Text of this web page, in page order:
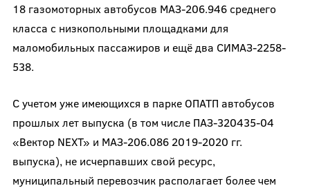
18 газомоторных автобусов МАЗ-206.946 среднего
класса с низкопольными площадками для
маломобильных пассажиров и ещё два СИМАЗ-2258-
538.
С учетом уже имеющихся в парке ОПАТП автобусов
прошлых лет выпуска (в том числе ПАЗ-320435-04
«Вектор NEXT» и МАЗ-206.086 2019-2020 гг.
выпуска), не исчерпавших свой ресурс,
муниципальный перевозчик располагает более чем